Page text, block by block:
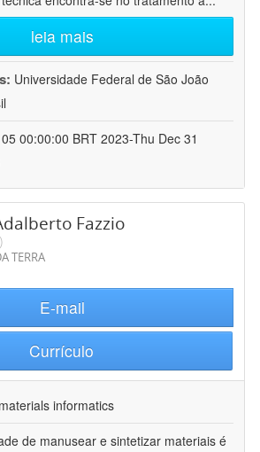
leia mais
Universidade Federal de São João
00:00:00 BRT 2023-Thu Dec 31
Fazzio
TERRA
E-mail
Currículo
materials informatics
de manusear e sintetizar materiais é